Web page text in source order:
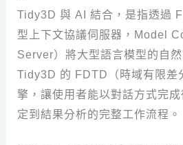
Tidy3D 與 AI 結合，是指透過
型上下文協議伺服器，Model
Server）將大型語言模型的自
Tidy3D 的 FDTD（時域有限差
擎，讓使用者能以對話方式完
定到結果分析的完整工作流程。